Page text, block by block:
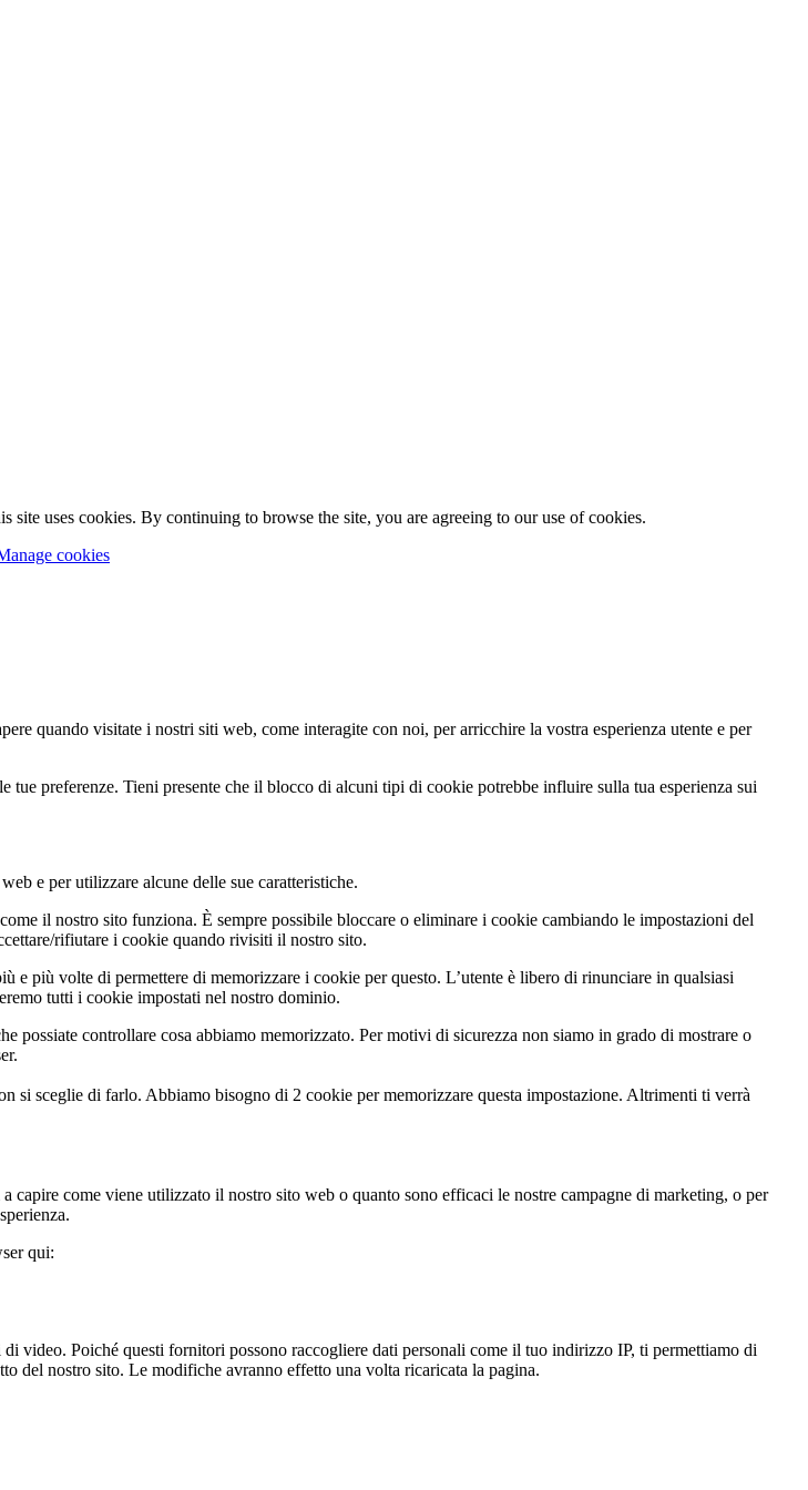
site uses cookies. By continuing to browse the site, you are agreeing to our use of cookies.
cookies
quando visitate i nostri siti web, come interagite con noi, per arricchire la vostra esperienza utente e per
preferenze. Tieni presente che il blocco di alcuni tipi di cookie potrebbe influire sulla tua esperienza sui
e per utilizzare alcune delle sue caratteristiche.
il nostro sito funziona. È sempre possibile bloccare o eliminare i cookie cambiando le impostazioni del
rifiutare i cookie quando rivisiti il nostro sito.
e più volte di permettere di memorizzare i cookie per questo. L’utente è libero di rinunciare in qualsiasi
tutti i cookie impostati nel nostro dominio.
controllare cosa abbiamo memorizzato. Per motivi di sicurezza non siamo in grado di mostrare o
si sceglie di farlo. Abbiamo bisogno di 2 cookie per memorizzare questa impostazione. Altrimenti ti verrà
come viene utilizzato il nostro sito web o quanto sono efficaci le nostre campagne di marketing, o per
qui:
video. Poiché questi fornitori possono raccogliere dati personali come il tuo indirizzo IP, ti permettiamo di
del nostro sito. Le modifiche avranno effetto una volta ricaricata la pagina.